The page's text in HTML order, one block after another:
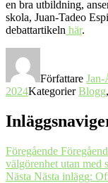
en bra utbildning,
skola, Juan-Tadeo
debattartikeln här.
Författare
2024KategorierBlogg,
Föregående
välgörenhet utan med
Nästa Nästa inlägg: